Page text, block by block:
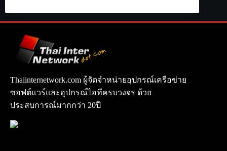
Thaiinternetwork.com ผู้จัดจำหน่ายอุปกรณ์เครือข่าย
ซอฟต์แวร์และอุปกรณ์ไอทีครบวงจร ด้วย
ประสบการณ์มากกว่า 20ปี